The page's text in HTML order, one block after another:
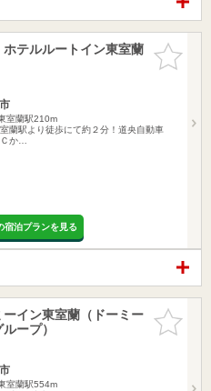
お気に入
りに追加
テルルートイン東室蘭
室蘭駅210m
蘭駅より徒歩にて約２分！道央自動車
か…
宿泊プランを見る
お気に入
りに追加
イン東室蘭（ドーミー
ープ）
室蘭駅554m